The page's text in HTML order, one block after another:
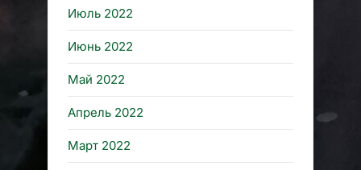
Июль 2022
Июнь 2022
Май 2022
Апрель 2022
Март 2022